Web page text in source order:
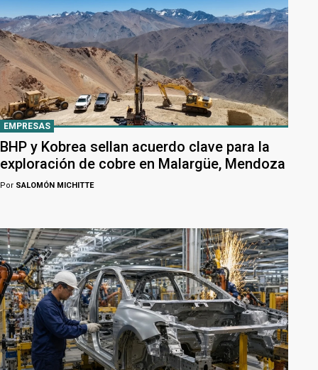
EMPRESAS
BHP y Kobrea sellan acuerdo clave para la
exploración de cobre en Malargüe, Mendoza
Por SALOMÓN MICHITTE